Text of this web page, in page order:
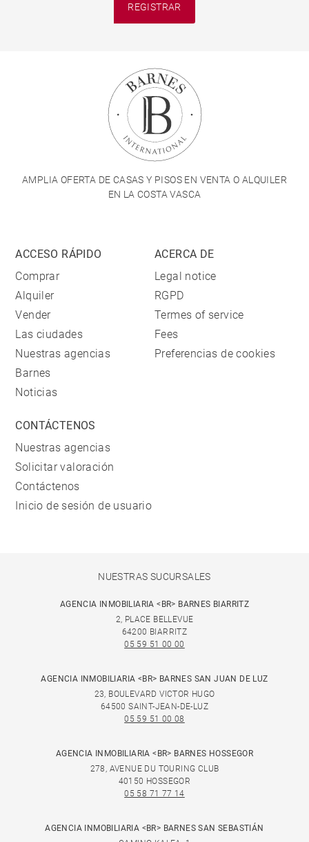
REGISTRAR
AMPLIA OFERTA DE CASAS Y PISOS EN VENTA O ALQUILER
EN LA COSTA VASCA
ACCESO RÁPIDO
Comprar
Alquiler
Vender
Las ciudades
Nuestras agencias
Barnes
Noticias
ACERCA DE
Legal notice
RGPD
Termes of service
Fees
Preferencias de cookies
CONTÁCTENOS
Nuestras agencias
Solicitar valoración
Contáctenos
Inicio de sesión de usuario
NUESTRAS SUCURSALES
AGENCIA INMOBILIARIA <BR> BARNES BIARRITZ
2, PLACE BELLEVUE
64200 BIARRITZ
05 59 51 00 00
AGENCIA INMOBILIARIA <BR> BARNES SAN JUAN DE LUZ
23, BOULEVARD VICTOR HUGO
64500 SAINT-JEAN-DE-LUZ
05 59 51 00 08
AGENCIA INMOBILIARIA <BR> BARNES HOSSEGOR
278, AVENUE DU TOURING CLUB
40150 HOSSEGOR
05 58 71 77 14
AGENCIA INMOBILIARIA <BR> BARNES SAN SEBASTIÁN